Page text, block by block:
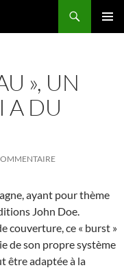
», UN
A DU
ayant pour thème
John Doe.
couverture, ce « burst »
de son propre système
être adaptée à la